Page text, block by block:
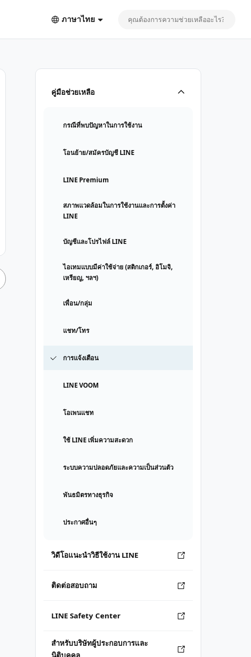
ภาษาไทย
คู่มือช่วยเหลือ
กรณีที่พบปัญหาในการใช้งาน
โอนย้าย/สมัครบัญชี LINE
LINE Premium
สภาพแวดล้อมในการใช้งานและการตั้งค่า
LINE
บัญชีและโปรไฟล์ LINE
ไอเทมแบบมีค่าใช้จ่าย (สติกเกอร์, อิโมจิ,
เหรียญ, ฯลฯ)
เพื่อน/กลุ่ม
แชท/โทร
การแจ้งเตือน
LINE VOOM
โอเพนแชท
ใช้ LINE เพิ่มความสะดวก
ระบบความปลอดภัยและความเป็นส่วนตัว
พันธมิตรทางธุรกิจ
ประกาศอื่นๆ
วิดีโอแนะนำวิธีใช้งาน LINE
ติดต่อสอบถาม
LINE Safety Center
สำหรับบริษัทผู้ประกอบการและ
นิติบุคคล